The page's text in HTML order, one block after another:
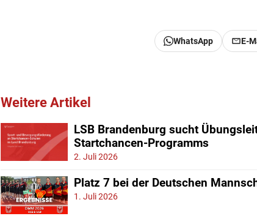
WhatsApp E-
Weitere Artikel
LSB Brandenburg sucht
Startchancen-Programms
2. Juli 2026
Platz 7 bei der Deutschen
1. Juli 2026